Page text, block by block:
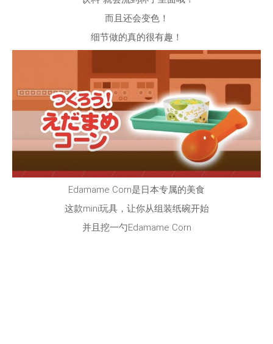
而且还会变色！
细节做的真的很有趣！
Edamame Corn是日本专属的美食
这款mini玩具，让你从组装纸碗开始
并且挖一勺Edamame Corn